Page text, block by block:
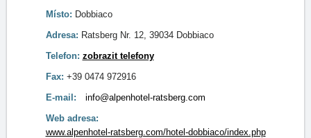
Místo: Dobbiaco
Adresa: Ratsberg Nr. 12, 39034 Dobbiaco
Telefon: zobrazit telefony
Fax: +39 0474 972916
E-mail:
info@alpenhotel-ratsberg.com
Web adresa:
www.alpenhotel-ratsberg.com/hotel-dobbiaco/index.php